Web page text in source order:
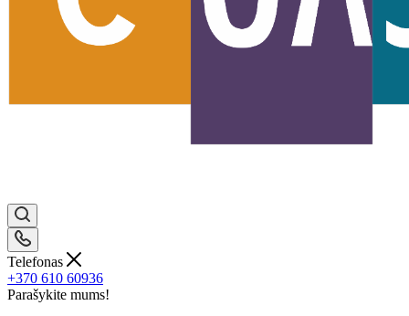
Telefonas
+370 610 60936
Parašykite mums!